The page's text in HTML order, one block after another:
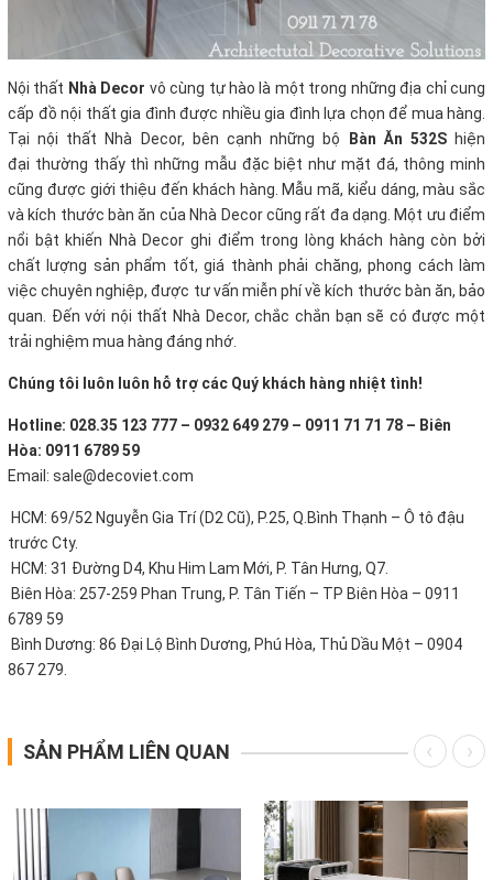
Nội thất Nhà Decor vô cùng tự hào là một trong những địa chỉ cung
cấp đồ nội thất gia đình được nhiều gia đình lựa chọn để mua hàng.
Tại nội thất Nhà Decor, bên cạnh những bộ
Bàn Ăn 532Shiện
đại thường thấy thì những mẫu đặc biệt như mặt đá, thông minh
cũng được giới thiệu đến khách hàng. Mẫu mã, kiểu dáng, màu sắc
và kích thước bàn ăn của Nhà Decor cũng rất đa dạng. Một ưu điểm
nổi bật khiến Nhà Decor ghi điểm trong lòng khách hàng còn bởi
chất lượng sản phẩm tốt, giá thành phải chăng, phong cách làm
việc chuyên nghiệp, được tư vấn miễn phí về kích thước bàn ăn, bảo
quan. Đến với nội thất Nhà Decor, chắc chắn bạn sẽ có được một
trải nghiệm mua hàng đáng nhớ.
Chúng tôi luôn luôn hỗ trợ các Quý khách hàng nhiệt tình!
Hotline: 028.35 123 777 – 0932 649 279 – 0911 71 71 78 – Biên
Hòa: 0911 6789 59
Email: sale@decoviet.com
HCM: 69/52 Nguyễn Gia Trí (D2 Cũ), P.25, Q.Bình Thạnh – Ô tô đậu
trước Cty.
HCM: 31 Đường D4, Khu Him Lam Mới, P. Tân Hưng, Q7.
Biên Hòa: 257-259 Phan Trung, P. Tân Tiến – TP Biên Hòa – 0911
6789 59
Bình Dương: 86 Đại Lộ Bình Dương, Phú Hòa, Thủ Dầu Một – 0904
867 279.
SẢN PHẨM LIÊN QUAN